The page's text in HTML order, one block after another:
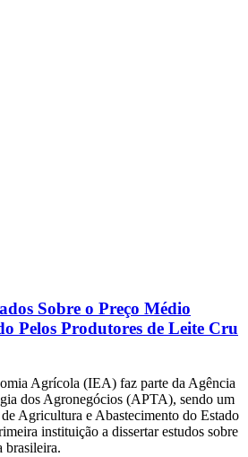
Sobre o Preço Médio
Pelos Produtores de Leite Cru
Agrícola (IEA) faz parte da Agência
dos Agronegócios (APTA), sendo um
Agricultura e Abastecimento do Estado
instituição a dissertar estudos sobre
brasileira.